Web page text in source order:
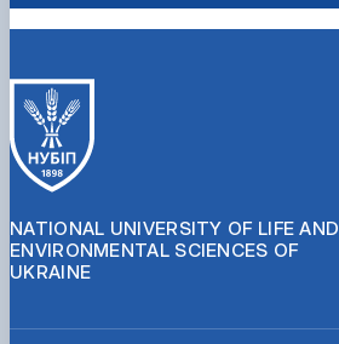
NATIONAL UNIVERSITY OF LIFE AND
ENVIRONMENTAL SCIENCES OF
UKRAINE